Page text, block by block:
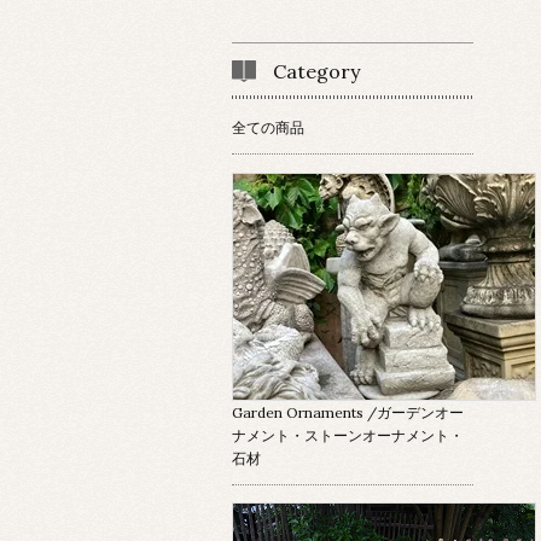
Category
全ての商品
Garden Ornaments /ガーデンオー
ナメント・ストーンオーナメント・
石材